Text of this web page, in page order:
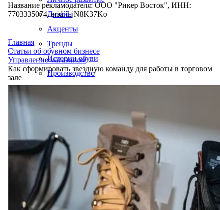
Дизайн
Акценты
Тренды
Истории обуви
Производство
Название рекламодателя: ООО "Рикер Восток", ИНН:
7703335074, erid: LjN8K37Ko
Главная
Статьи об обувном бизнесе
Управление магазином
Как сформировать звездную команду для работы в торговом
зале